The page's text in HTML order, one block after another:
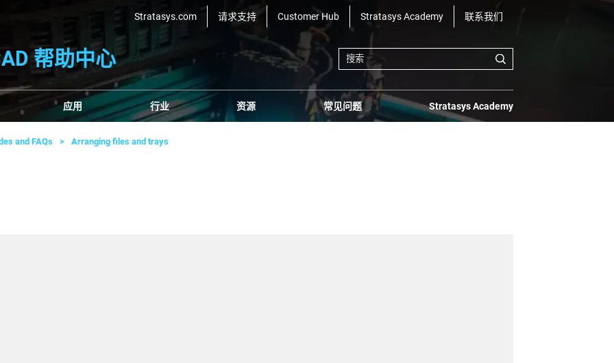
Stratasys.com 请求支持 Customer Hub Stratasys Academy 联系我们
帮助中心
应用 行业 资源 常见问题 Stratasys Academy
and FAQs Arranging files and trays